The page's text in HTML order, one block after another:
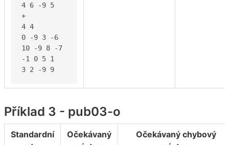
4 6 -9 5
+
4 4
0 -9 3 -6
10 -9 8 -7
-1 0 5 1
3 2 -9 9
Příklad 3 - pub03-o
Standardní
Očekávaný
Očekávaný chybový